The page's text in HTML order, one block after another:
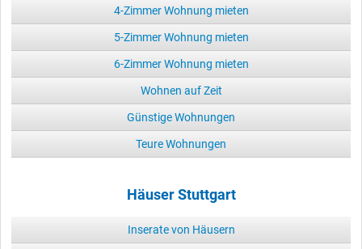
4-Zimmer Wohnung mieten
5-Zimmer Wohnung mieten
6-Zimmer Wohnung mieten
Wohnen auf Zeit
Günstige Wohnungen
Teure Wohnungen
Häuser Stuttgart
Inserate von Häusern